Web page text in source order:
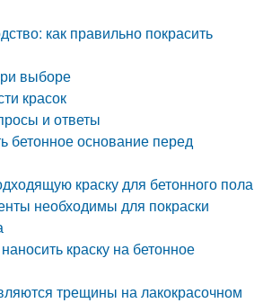
как правильно покрасить
выборе
красок
и ответы
бетонное основание перед
краску для бетонного пола
необходимы для покраски
краску на бетонное
трещины на лакокрасочном